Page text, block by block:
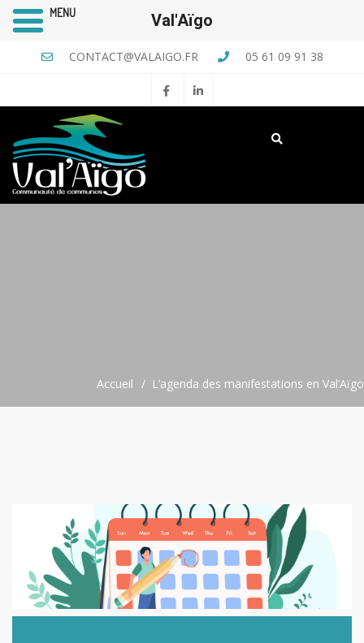
CONTACT@VALAIGO.FR 05 61 09 91 38
Accueil L’agenda des manifestations en Val’Aïgo
MENU Val'Aïgo